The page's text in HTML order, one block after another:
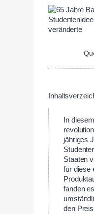
In
jähriges
Staaten
für diese
fanden
den